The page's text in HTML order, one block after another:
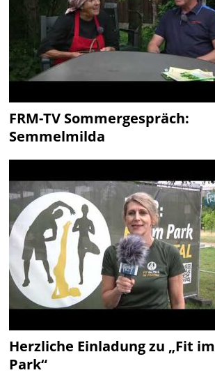
FRM-TV Sommergespräch:
Semmelmilda
Herzliche Einladung zu „Fit im
Park“